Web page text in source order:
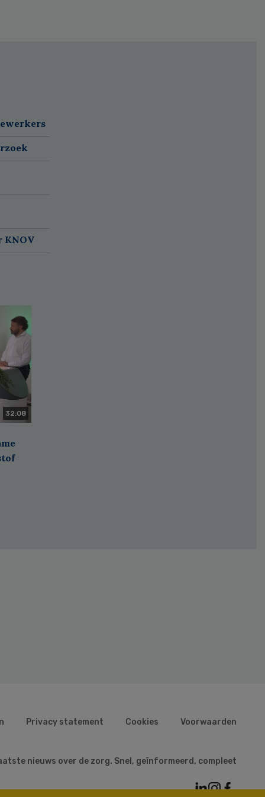
KNOV
32:08
Privacy statement Cookies Voorwaarden
nieuws over de zorg. Snel, geïnformeerd, compleet